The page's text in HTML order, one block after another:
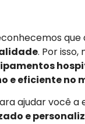
. Por
e eficiente no
ajudar você
e